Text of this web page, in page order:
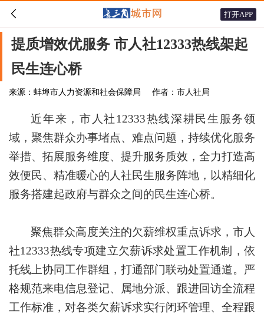
 打开APP
提质增效优服务 市人社12333热线架起
民生连心桥
来源：蚌埠市人力资源和社会保障局 作者：市人社局
近年来，市人社12333热线深耕民生服务领
域，聚焦群众办事堵点、难点问题，持续优化服务
举措、拓展服务维度、提升服务质效，全力打造高
效便民、精准暖心的人社民生服务阵地，以精细化
服务搭建起政府与群众之间的民生连心桥。
聚焦群众高度关注的欠薪维权重点诉求，市人
社12333热线专项建立欠薪诉求处置工作机制，依
托线上协同工作群组，打通部门联动处置通道。严
格规范来电信息登记、属地分派、跟进回访全流程
工作标准，对各类欠薪诉求实行闭环管理、全程跟